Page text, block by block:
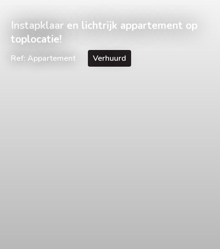
Instapklaar en lichtrijk appartement op
toplocatie!
Ref: Appartement Verhuurd